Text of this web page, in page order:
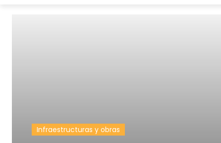
Infraestructuras y obras